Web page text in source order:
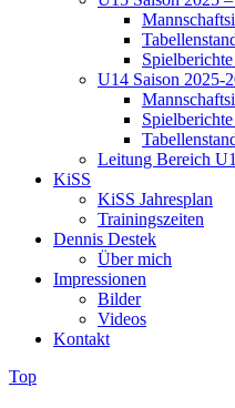
U14 Saison 2025-
Leitung Bereich
KiSS
KiSS Jahresplan
Trainingszeiten
Dennis Destek
Über mich
Impressionen
Bilder
Videos
Kontakt
Top